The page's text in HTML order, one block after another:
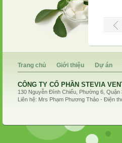
Trang chủ Giới thiệu Dự án
CÔNG TY CỔ PHẦN STEVIA
130 Nguyễn Đình Chiểu, Phường 6, Quận
Liên hệ: Mrs Phạm Phương Thảo - Điện